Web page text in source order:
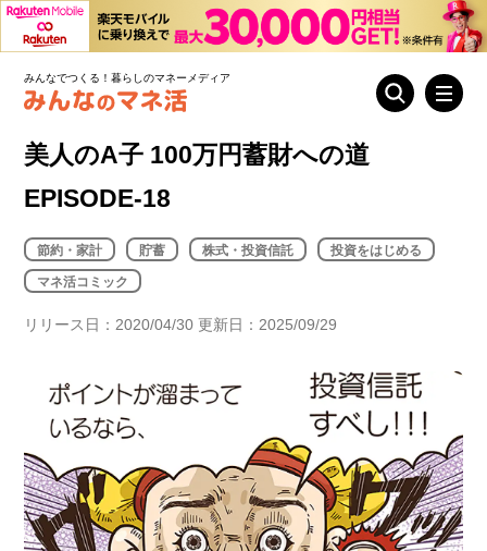
みんなでつくる！暮らしのマネーメディア
美人のA子 100万円蓄財への道
EPISODE-18
節約・家計 貯蓄 株式・投資信託 投資をはじめる
マネ活コミック
リリース日：2020/04/30 更新日：2025/09/29